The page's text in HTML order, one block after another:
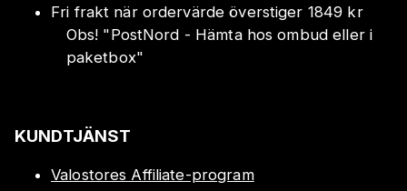
Fri frakt när ordervärde överstiger 1849 kr
Obs! "PostNord - Hämta hos ombud eller i
paketbox"
KUNDTJÄNST
Valostores Affiliate-program